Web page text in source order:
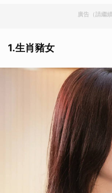
廣告（請繼
1.生肖豬女